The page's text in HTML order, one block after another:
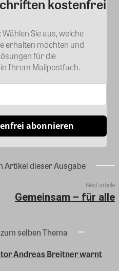
kostenfrei
Sie aus, welche
erhalten möchten und
für die
Ihrem Mailpostfach.
abonnieren
Artikel dieser Ausgabe
Next article
Gemeinsam – für alle
selben Thema
Andreas Breitner warnt